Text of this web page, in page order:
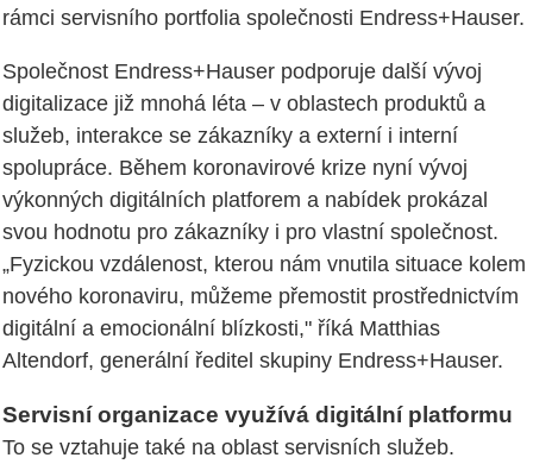
rámci servisního portfolia společnosti Endress+Hauser.
Společnost Endress+Hauser podporuje další vývoj
digitalizace již mnohá léta – v oblastech produktů a
služeb, interakce se zákazníky a externí i interní
spolupráce. Během koronavirové krize nyní vývoj
výkonných digitálních platforem a nabídek prokázal
svou hodnotu pro zákazníky i pro vlastní společnost.
„Fyzickou vzdálenost, kterou nám vnutila situace kolem
nového koronaviru, můžeme přemostit prostřednictvím
digitální a emocionální blízkosti," říká Matthias
Altendorf, generální ředitel skupiny Endress+Hauser.
Servisní organizace využívá digitální platformu
To se vztahuje také na oblast servisních služeb.